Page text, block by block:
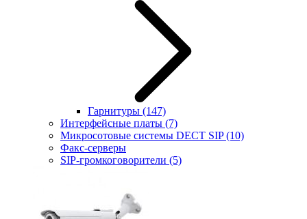
Гарнитуры (147)
Интерфейсные платы (7)
Микросотовые системы DECT SIP(10)
Факс-серверы
SIP-громкоговорители (5)